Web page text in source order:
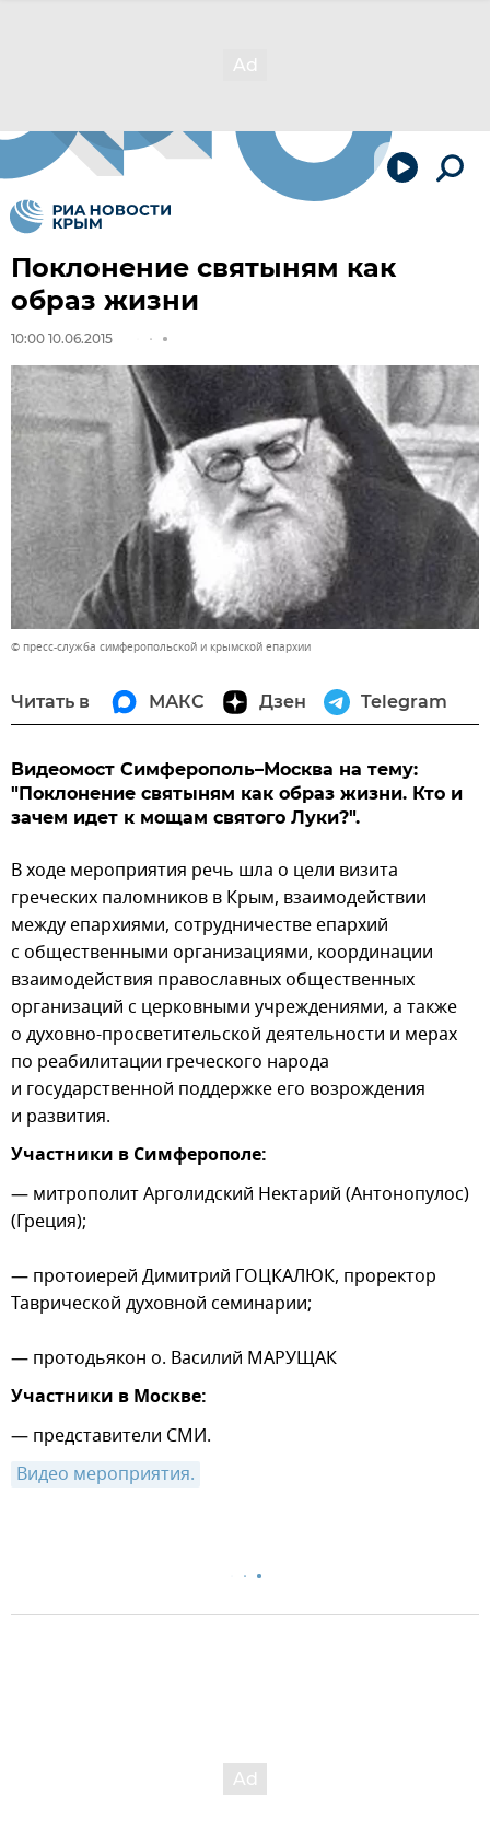
Поклонение святыням как
образ жизни
10:00 10.06.2015
© пресс-служба симферопольской и крымской епархии
Читать в МАКС Дзен Telegram
Видеомост Симферополь–Москва на тему:
"Поклонение святыням как образ жизни. Кто и
зачем идет к мощам святого Луки?".
В ходе мероприятия речь шла о цели визита
греческих паломников в Крым, взаимодействии
между епархиями, сотрудничестве епархий
с общественными организациями, координации
взаимодействия православных общественных
организаций с церковными учреждениями, а также
о духовно-просветительской деятельности и мерах
по реабилитации греческого народа
и государственной поддержке его возрождения
и развития.
Участники в Симферополе:
— митрополит Арголидский Нектарий (Антонопулос)
(Греция);
— протоиерей Димитрий ГОЦКАЛЮК, проректор
Таврической духовной семинарии;
— протодьякон о. Василий МАРУЩАК
Участники в Москве:
— представители СМИ.
Видео мероприятия.